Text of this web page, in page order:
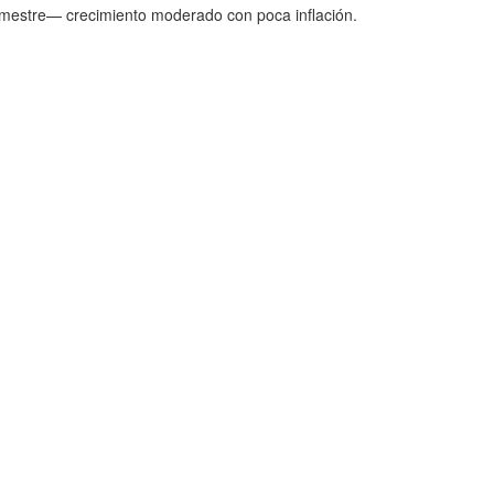
crecimiento moderado con poca inflación.